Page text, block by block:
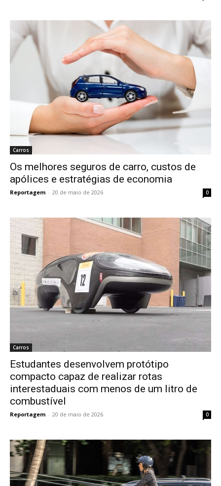
Carros
Os melhores seguros de carro, custos de
apólices e estratégias de economia
Reportagem - 20 de maio de 2026 0
Carros
Estudantes desenvolvem protótipo
compacto capaz de realizar rotas
interestaduais com menos de um litro de
combustível
Reportagem - 20 de maio de 2026 0